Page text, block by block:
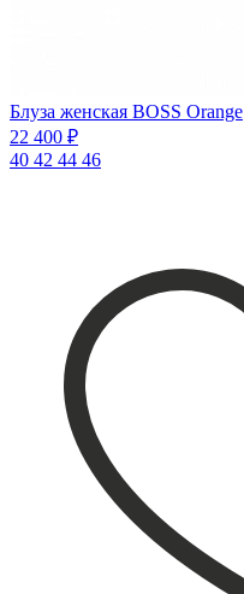
Блуза женская BOSS Orange
22 400 ₽
40 42 44 46